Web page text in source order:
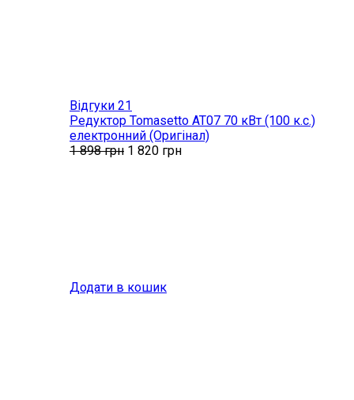
Відгуки 21
Редуктор Tomasetto AT07 70 кВт (100 к.с.)
електронний (Оригінал)
1 898грн 1 820 грн
Додати в кошик